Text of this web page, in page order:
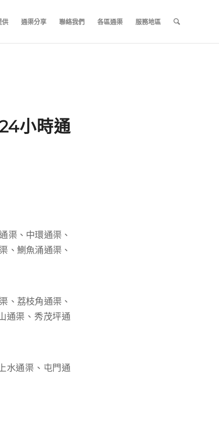
供 通渠分享 聯絡我們 各區通渠 服務地區
小時通
渠、中環通渠、
、鰂魚涌通渠、
、荔枝角通渠、
通渠、秀茂坪通
水通渠、屯門通